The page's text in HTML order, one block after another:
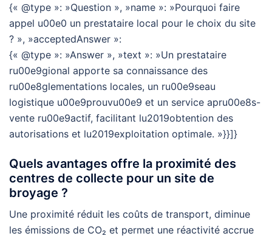
{« @type »: »Question », »name »: »Pourquoi faire
appel u00e0 un prestataire local pour le choix du site
? », »acceptedAnswer »:
{« @type »: »Answer », »text »: »Un prestataire
ru00e9gional apporte sa connaissance des
ru00e8glementations locales, un ru00e9seau
logistique u00e9prouvu00e9 et un service apru00e8s-
vente ru00e9actif, facilitant lu2019obtention des
autorisations et lu2019exploitation optimale. »}}]}
Quels avantages offre la proximité des
centres de collecte pour un site de
broyage ?
Une proximité réduit les coûts de transport, diminue
les émissions de CO₂ et permet une réactivité accrue